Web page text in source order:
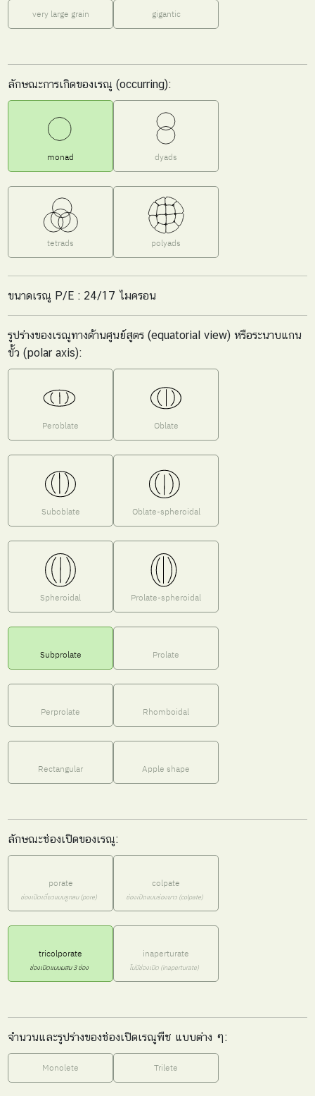
very large grain gigantic
ลักษณะการเกิดของเรณู (occurring):
monad dyads
tetrads polyads
ขนาดเรณู P/E : 24/17 ไมครอน
รูปร่างของเรณูทางด้านศูนย์สูตร (equatorial view) หรือระนาบแกน
ขั้ว (polar axis):
Peroblate Oblate
Suboblate Oblate-spheroidal
Spheroidal Prolate-spheroidal
Subprolate Prolate
Perprolate Rhomboidal
Rectangular Apple shape
ลักษณะช่องเปิดของเรณู:
porate
ช่องเปิดเดี่ยวแบบรูกลม (pore)
colpate
ช่องเปิดแบบร่องยาว (colpate)
tricolporate
ช่องเปิดแบบผสม 3 ช่อง
inaperturate
ไม่มีช่องเปิด (inaperturate)
จำนวนและรูปร่างของช่องเปิดเรณูพืช แบบต่าง ๆ:
Monolete Trilete